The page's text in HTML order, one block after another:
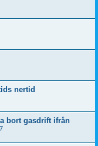
nertid
bort gasdrift ifrån